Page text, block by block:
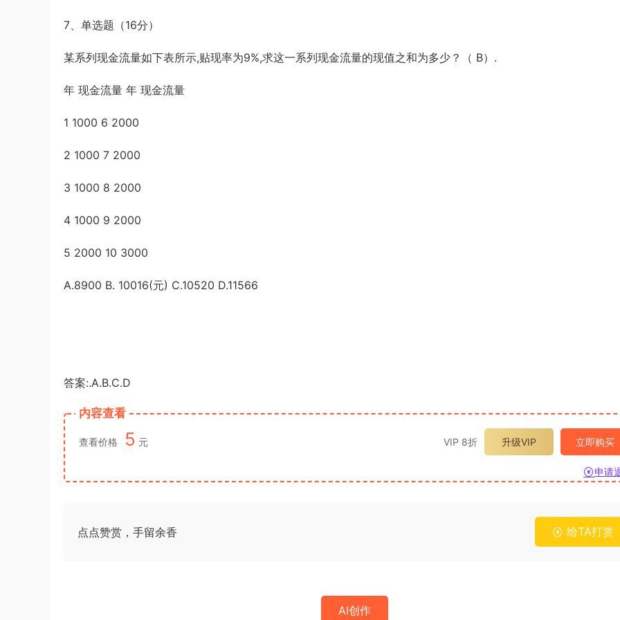
7、单选题（16分）
某系列现金流量如下表所示,贴现率为9%,求这一系列现金流量的现值之和为多少？（ B）.
年 现金流量 年 现金流量
1 1000 6 2000
2 1000 7 2000
3 1000 8 2000
4 1000 9 2000
5 2000 10 3000
A.8900 B. 10016(元) C.10520 D.11566
答案:.A.B.C.D
内容查看
查看价格 5 元 VIP 8折 升级VIP 立即购买
申请
点点赞赏，手留余香 给TA打赏
AI创作